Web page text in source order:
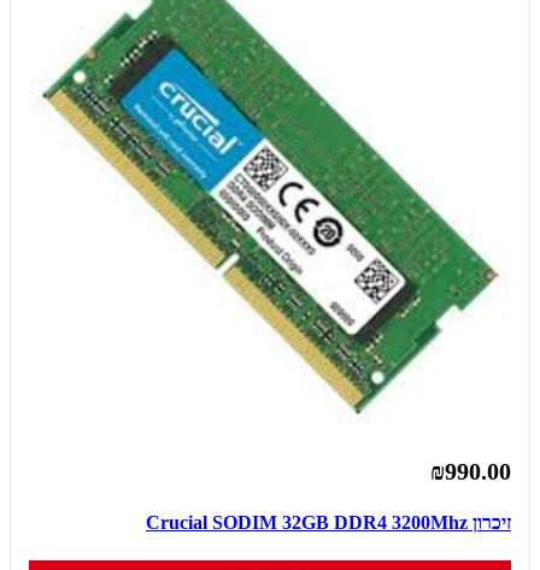
₪990.00
זיכרון Crucial SODIM 32GB DDR4 3200Mhz